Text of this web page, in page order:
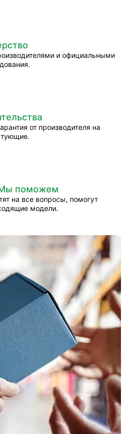
и официальными
от производителя на
поможем
на все вопросы, помогут
модели.